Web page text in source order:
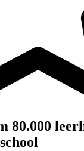
80.000